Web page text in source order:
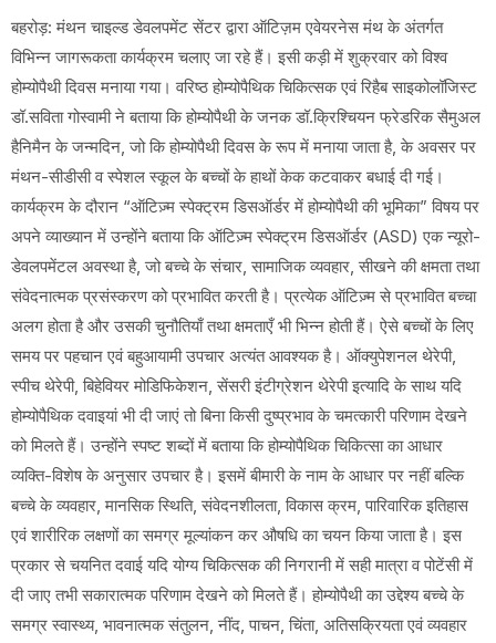
बहरोड़: मंथन चाइल्ड डेवलपमेंट सेंटर द्वारा ऑटिज़म एवेयरनेस मंथ के अंतर्गत
विभिन्न जागरूकता कार्यक्रम चलाए जा रहे हैं। इसी कड़ी में शुक्रवार को विश्व
होम्योपैथी दिवस मनाया गया। वरिष्ठ होम्योपैथिक चिकित्सक एवं रिहैब साइकोलॉजिस्ट
डॉ.सविता गोस्वामी ने बताया कि होम्योपैथी के जनक डॉ.क्रिश्चियन फ्रेडरिक सैमुअल
हैनिमैन के जन्मदिन, जो कि होम्योपैथी दिवस के रूप में मनाया जाता है, के अवसर पर
मंथन-सीडीसी व स्पेशल स्कूल के बच्चों के हाथों केक कटवाकर बधाई दी गई।
कार्यक्रम के दौरान “ऑटिज़्म स्पेक्ट्रम डिसऑर्डर में होम्योपैथी की भूमिका” विषय पर
अपने व्याख्यान में उन्होंने बताया कि ऑटिज़्म स्पेक्ट्रम डिसऑर्डर (ASD) एक न्यूरो-
डेवलपमेंटल अवस्था है, जो बच्चे के संचार, सामाजिक व्यवहार, सीखने की क्षमता तथा
संवेदनात्मक प्रसंस्करण को प्रभावित करती है। प्रत्येक ऑटिज़्म से प्रभावित बच्चा
अलग होता है और उसकी चुनौतियाँ तथा क्षमताएँ भी भिन्न होती हैं। ऐसे बच्चों के लिए
समय पर पहचान एवं बहुआयामी उपचार अत्यंत आवश्यक है। ऑक्युपेशनल थेरेपी,
स्पीच थेरेपी, बिहेवियर मोडिफिकेशन, सेंसरी इंटीग्रेशन थेरेपी इत्यादि के साथ यदि
होम्योपैथिक दवाइयां भी दी जाएं तो बिना किसी दुष्प्रभाव के चमत्कारी परिणाम देखने
को मिलते हैं। उन्होंने स्पष्ट शब्दों में बताया कि होम्योपैथिक चिकित्सा का आधार
व्यक्ति-विशेष के अनुसार उपचार है। इसमें बीमारी के नाम के आधार पर नहीं बल्कि
बच्चे के व्यवहार, मानसिक स्थिति, संवेदनशीलता, विकास क्रम, पारिवारिक इतिहास
एवं शारीरिक लक्षणों का समग्र मूल्यांकन कर औषधि का चयन किया जाता है। इस
प्रकार से चयनित दवाई यदि योग्य चिकित्सक की निगरानी में सही मात्रा व पोटेंसी में
दी जाए तभी सकारात्मक परिणाम देखने को मिलते हैं। होम्योपैथी का उद्देश्य बच्चे के
समग्र स्वास्थ्य, भावनात्मक संतुलन, नींद, पाचन, चिंता, अतिसक्रियता एवं व्यवहार